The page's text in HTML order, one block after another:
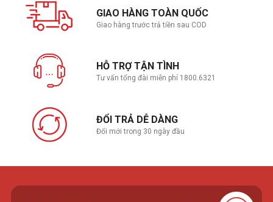
GIAO HÀNG TOÀN QUỐC
Giao hàng trước trả tiền sau COD
HỖ TRỢ TẬN TÌNH
Tư vấn tổng đài miễn phí 1800.6321
ĐỔI TRẢ DỄ DÀNG
Đổi mới trong 30 ngày đầu